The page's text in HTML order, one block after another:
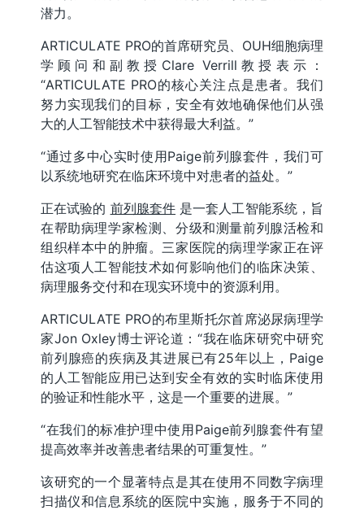
潜力。
ARTICULATE PRO的首席研究员、OUH细胞病理
学顾问和副教授Clare Verrill教授表示：
“ARTICULATE PRO的核心关注点是患者。我们
努力实现我们的目标，安全有效地确保他们从强
大的人工智能技术中获得最大利益。”
“通过多中心实时使用Paige前列腺套件，我们可
以系统地研究在临床环境中对患者的益处。”
正在试验的 前列腺套件 是一套人工智能系统，旨
在帮助病理学家检测、分级和测量前列腺活检和
组织样本中的肿瘤。三家医院的病理学家正在评
估这项人工智能技术如何影响他们的临床决策、
病理服务交付和在现实环境中的资源利用。
ARTICULATE PRO的布里斯托尔首席泌尿病理学
家Jon Oxley博士评论道：“我在临床研究中研究
前列腺癌的疾病及其进展已有25年以上，Paige
的人工智能应用已达到安全有效的实时临床使用
的验证和性能水平，这是一个重要的进展。”
“在我们的标准护理中使用Paige前列腺套件有望
提高效率并改善患者结果的可重复性。”
该研究的一个显著特点是其在使用不同数字病理
扫描仪和信息系统的医院中实施，服务于不同的